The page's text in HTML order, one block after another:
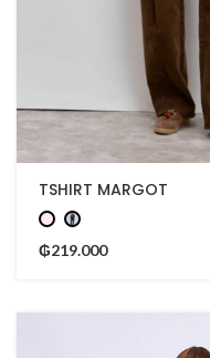
TSHIRT MARGOT
₲219.000